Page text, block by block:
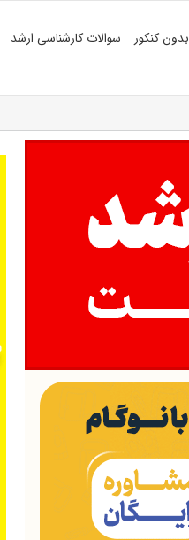
کنکور سوالات کارشناسی ارشد